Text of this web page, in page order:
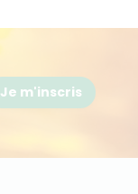
Je m'inscris